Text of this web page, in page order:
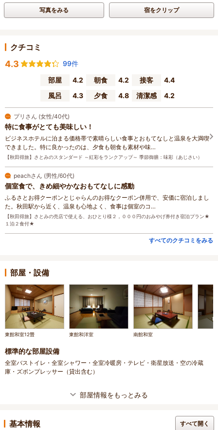
写真をみる 宿をクリップ
クチコミ
4.3
99件
部屋
4.2 朝食 4.2 接客
4.4
風呂
4.3 夕食 4.8 清潔感 4.2
プリさん (女性/40代)
特に食事がとても美味しい！
ビジネスホテルに泊まる価格帯で素晴らしい食事とおもてなしと温泉を大満喫
できました。特に良かったのは、夕食も朝食も素材や味…
【秋田得旅】さとみのスタンダード ～紅彩をランクアップ～ 季節御膳：味彩（あじさい）
peachさん (男性/60代)
個室食で、きめ細やかなおもてなしに感動
ふるさとお得クーポンとじゃらんのお得なクーポン併用で、安価に宿泊しまし
た。秋田駅から近く、温泉も心地よく、食事は個室のコ…
【秋田得旅】さとみの売店で使える、おひとり様２，０００円のおみやげ券付き宿泊プラン★
１泊２食付★
すべてのクチコミをみる
部屋・設備
東館和室12畳 東館和洋室 南館和室
標準的な部屋設備
全室バストイレ・全室シャワー・全室冷暖房・テレビ・衛星放送・空の冷蔵
庫・ズボンプレッサー（貸出含む）
部屋情報をもっとみる
基本情報 すべて開く